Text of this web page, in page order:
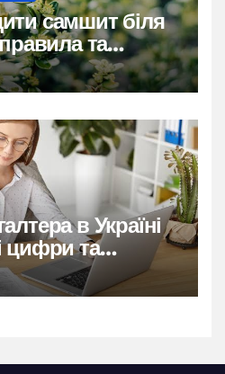
самшит біля
та
в Україні
цифри та